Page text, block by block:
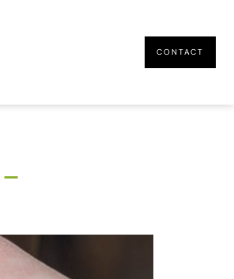
CONTACT